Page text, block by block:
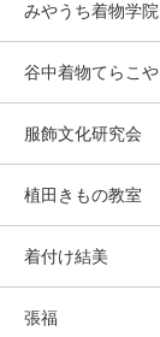
みやうち着物学院
谷中着物てらこや
服飾文化研究会
植田きもの教室
着付け結美
張福